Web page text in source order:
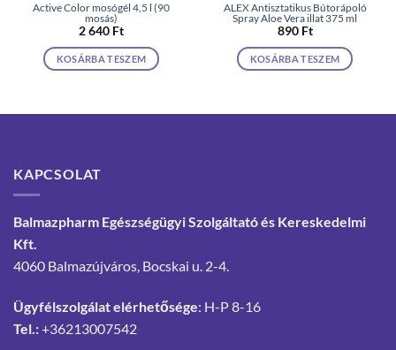
Active Color mosógél 4,5 l (90
mosás)
2 640 Ft
KOSÁRBA TESZEM
ALEX Antisztatikus Bútorápoló
Spray Aloe Vera illat 375 ml
890 Ft
KOSÁRBA TESZEM
KAPCSOLAT
Balmazpharm Egészségügyi Szolgáltató és Kereskedelmi
Kft.
4060 Balmazújváros, Bocskai u. 2-4.
Ügyfélszolgálat elérhetősége: H-P 8-16
Tel.:+36213007542